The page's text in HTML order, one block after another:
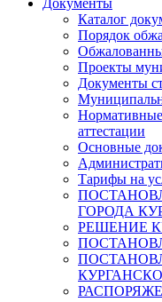
Документы
Каталог
Порядок
Проекты
Документы
аттестации
Основные
Тарифы на
ГОРОДА
РЕШЕНИЕ